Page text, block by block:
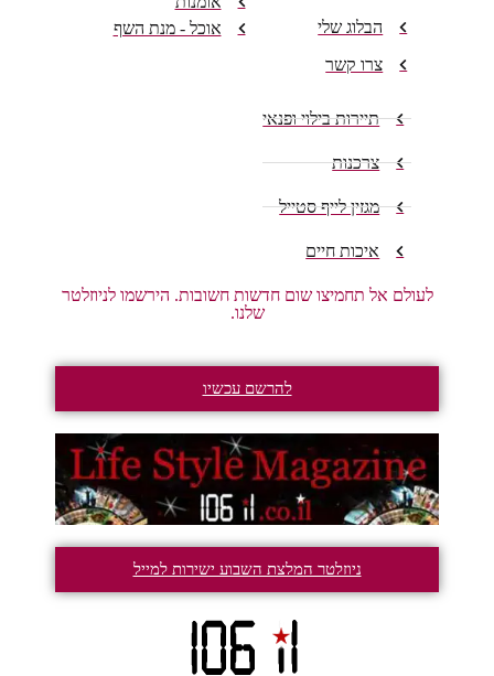
הבלוג שלי
צרו קשר
אוכל - מנת השף
תיירות בילוי ופנאי
צרכנות
מגזין לייף סטייל
איכות חיים
לעולם אל תחמיצו שום חדשות חשובות. הירשמו לניוזלטר
שלנו.
להרשם עכשיו
ניוזלטר המלצת השבוע ישירות למייל